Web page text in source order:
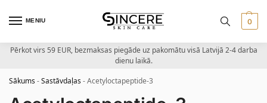
MENIU 0
Pērkot virs 59 EUR, bezmaksas piegāde uz pakomātu visā Latvijā 2-4 darba
dienu laikā.
Sākums-Sastāvdaļas-Acetyloctapeptide-3